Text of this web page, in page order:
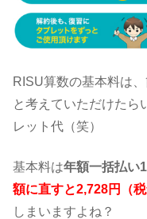
RISU算数の基本料は
と考えていただけたら
レット代（笑）
基本料は年額一括払い
額に直すと2,728円（税
しまいますよね？